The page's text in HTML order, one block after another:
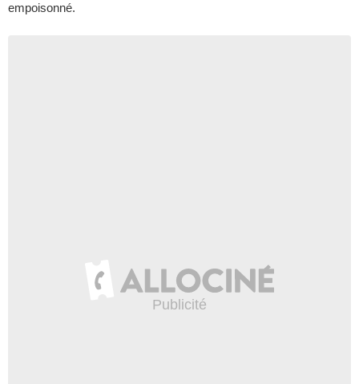
empoisonné.